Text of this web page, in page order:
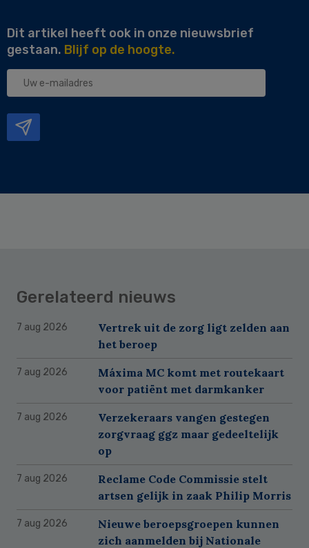
Dit artikel heeft ook in onze nieuwsbrief
gestaan. Blijf op de hoogte.
Uw
Gerelateerd nieuws
7 aug 2026
Vertrek uit de zorg ligt zelden aan
het beroep
7 aug 2026
Máxima MC komt met routekaart
voor patiënt met darmkanker
7 aug 2026
Verzekeraars vangen gestegen
zorgvraag ggz maar gedeeltelijk
op
7 aug 2026
Reclame Code Commissie stelt
artsen gelijk in zaak Philip Morris
7 aug 2026
Nieuwe beroepsgroepen kunnen
zich aanmelden bij Nationale